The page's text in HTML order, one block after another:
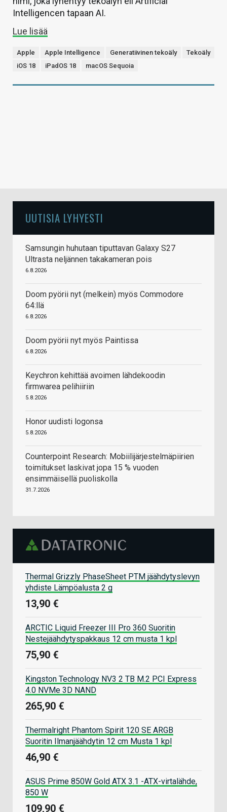
Intelligencen tapaan AI.
Lue lisää
Apple Apple Intelligence Generatiivinen tekoäly
Tekoäly
iOS 18
iPadOS 18 macOS Sequoia
UUTISIA LYHYESTI
Samsungin huhutaan tiputtavan Galaxy S27
Ultrasta neljännen takakameran pois
6.8.2026
Doom pyörii nyt (melkein) myös Commodore
64:llä
6.8.2026
Doom pyörii nyt myös Paintissa
6.8.2026
Keychron kehittää avoimen lähdekoodin
firmwarea pelihiiriin
5.8.2026
Honor uudisti logonsa
5.8.2026
Counterpoint Research: Mobiilijärjestelmäpiirien
toimitukset laskivat jopa 15 % vuoden
ensimmäisellä puoliskolla
31.7.2026
Thermal Grizzly PhaseSheet PTM jäähdytyslevyn
yhdiste Lämpöalusta 2 g
13,90 €
ARCTIC Liquid Freezer III Pro 360 Suoritin
Nestejäähdytyspakkaus 12 cm musta 1 kpl
75,90 €
Kingston Technology NV3 2 TB M.2 PCI Express
4.0 NVMe 3D NAND
265,90 €
Thermalright Phantom Spirit 120 SE ARGB
Suoritin Ilmanjäähdytin 12 cm Musta 1 kpl
46,90 €
ASUS Prime 850W Gold ATX 3.1 -ATX-virtalähde,
850 W
109,90 €